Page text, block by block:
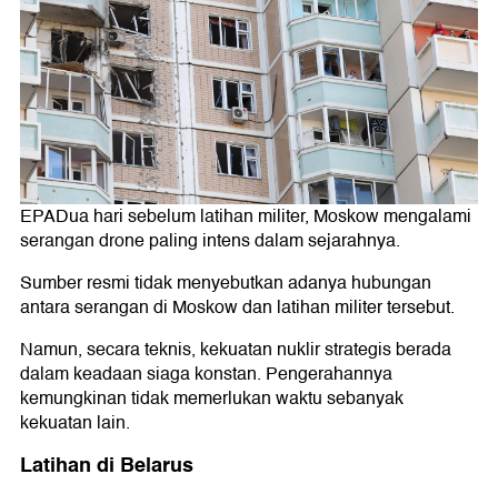
EPADua hari sebelum latihan militer, Moskow mengalami
serangan drone paling intens dalam sejarahnya.
Sumber resmi tidak menyebutkan adanya hubungan
antara serangan di Moskow dan latihan militer tersebut.
Namun, secara teknis, kekuatan nuklir strategis berada
dalam keadaan siaga konstan. Pengerahannya
kemungkinan tidak memerlukan waktu sebanyak
kekuatan lain.
Latihan di Belarus